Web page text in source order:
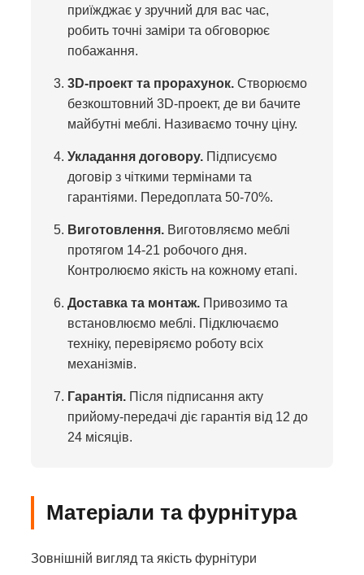
приїжджає у зручний для вас час,
робить точні заміри та обговорює
побажання.
3D-проект та прорахунок. Створюємо
безкоштовний 3D-проект, де ви бачите
майбутні меблі. Називаємо точну ціну.
Укладання договору. Підписуємо
договір з чіткими термінами та
гарантіями. Передоплата 50-70%.
Виготовлення. Виготовляємо меблі
протягом 14-21 робочого дня.
Контролюємо якість на кожному етапі.
Доставка та монтаж. Привозимо та
встановлюємо меблі. Підключаємо
техніку, перевіряємо роботу всіх
механізмів.
Гарантія. Після підписання акту
прийому-передачі діє гарантія від 12 до
24 місяців.
Матеріали та фурнітура
Зовнішній вигляд та якість фурнітури